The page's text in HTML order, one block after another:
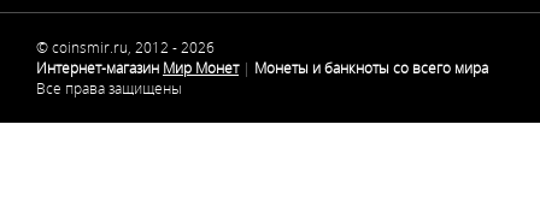
© coinsmir.ru, 2012 - 2026
Интернет-магазин Мир Монет | Монеты и банкноты со всего мира
Все права защищены